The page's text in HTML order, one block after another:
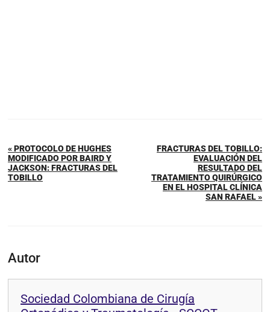
« PROTOCOLO DE HUGHES
MODIFICADO POR BAIRD Y
JACKSON: FRACTURAS DEL
TOBILLO
FRACTURAS DEL TOBILLO:
EVALUACIÓN DEL
RESULTADO DEL
TRATAMIENTO QUIRÚRGICO
EN EL HOSPITAL CLÍNICA
SAN RAFAEL »
Autor
Sociedad Colombiana de Cirugía